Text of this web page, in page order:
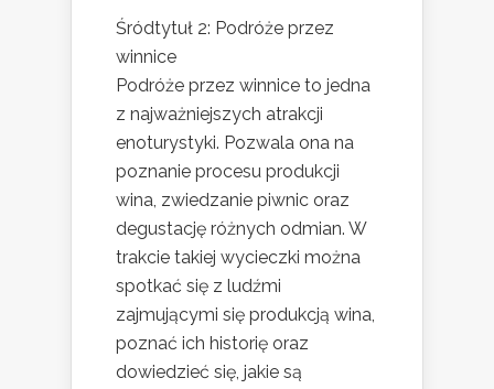
Śródtytuł 2: Podróże przez
winnice
Podróże przez winnice to jedna
z najważniejszych atrakcji
enoturystyki. Pozwala ona na
poznanie procesu produkcji
wina, zwiedzanie piwnic oraz
degustację różnych odmian. W
trakcie takiej wycieczki można
spotkać się z ludźmi
zajmującymi się produkcją wina,
poznać ich historię oraz
dowiedzieć się, jakie są